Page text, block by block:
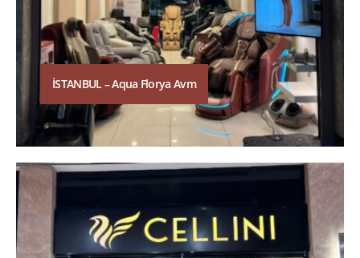
İSTANBUL – Aqua Florya Avm